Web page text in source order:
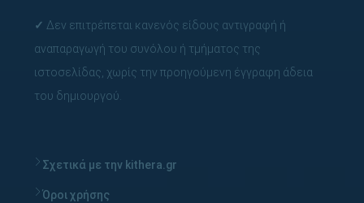
✓ Δεν επιτρέπεται κανενός είδους αντιγραφή ή
αναπαραγωγή του συνόλου ή τμήματος της
ιστοσελίδας, χωρίς την προηγούμενη έγγραφη άδεια
του δημιουργού.
Σχετικά με την kithera.gr
Όροι χρήσης